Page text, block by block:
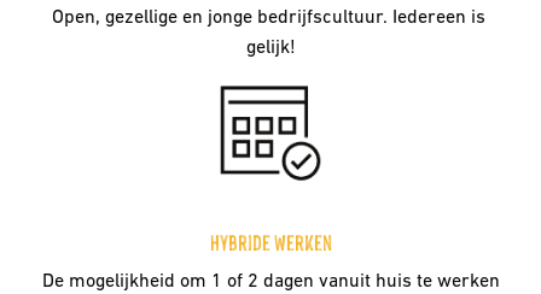
Open, gezellige en jonge bedrijfscultuur. Iedereen is
gelijk!
Hybride werken
De mogelijkheid om 1 of 2 dagen vanuit huis te werken